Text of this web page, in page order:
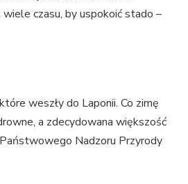
czasu, by uspokoić stado –
weszły do Laponii. Co zimę
a zdecydowana większość
Nadzoru Przyrody